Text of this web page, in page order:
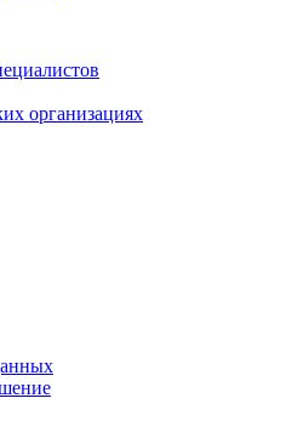
организациях